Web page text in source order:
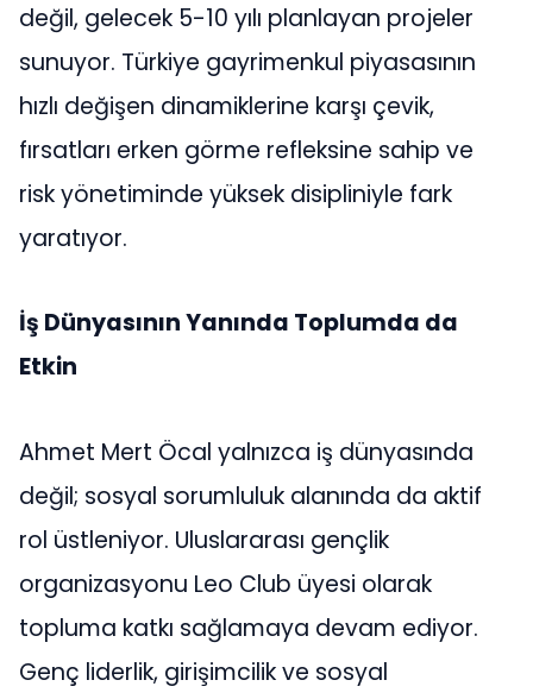
değil, gelecek 5-10 yılı planlayan projeler
sunuyor. Türkiye gayrimenkul piyasasının
hızlı değişen dinamiklerine karşı çevik,
fırsatları erken görme refleksine sahip ve
risk yönetiminde yüksek disipliniyle fark
yaratıyor.
İş Dünyasının Yanında Toplumda da
Etkin
Ahmet Mert Öcal yalnızca iş dünyasında
değil; sosyal sorumluluk alanında da aktif
rol üstleniyor. Uluslararası gençlik
organizasyonu Leo Club üyesi olarak
topluma katkı sağlamaya devam ediyor.
Genç liderlik, girişimcilik ve sosyal